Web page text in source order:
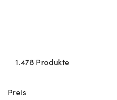
1.478 Produkte
Preis